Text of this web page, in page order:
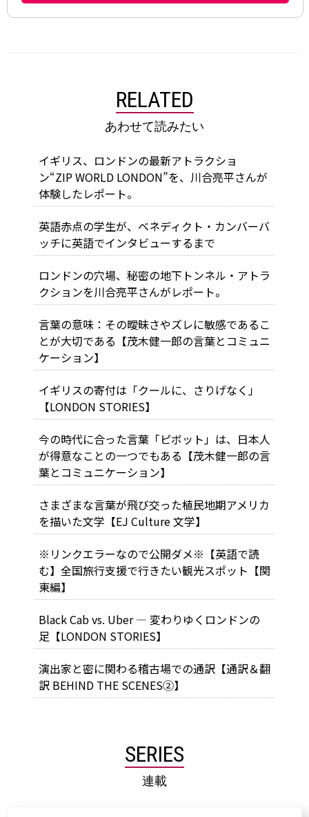
RELATED
あわせて読みたい
イギリス、ロンドンの最新アトラクショ
ン“ZIP WORLD LONDON”を、川合亮平さんが
体験したレポート。
英語赤点の学生が、ベネディクト・カンバーバ
ッチに英語でインタビューするまで
ロンドンの穴場、秘密の地下トンネル・アトラ
クションを川合亮平さんがレポート。
言葉の意味：その曖昧さやズレに敏感であるこ
とが大切である【茂木健一郎の言葉とコミュニ
ケーション】
イギリスの寄付は「クールに、さりげなく」
【LONDON STORIES】
今の時代に合った言葉「ピボット」は、日本人
が得意なことの一つでもある【茂木健一郎の言
葉とコミュニケーション】
さまざまな言葉が飛び交った植民地期アメリカ
を描いた文学【EJ Culture 文学】
※リンクエラーなので公開ダメ※【英語で読
む】全国旅行支援で行きたい観光スポット【関
東編】
Black Cab vs. Uber ― 変わりゆくロンドンの
足【LONDON STORIES】
演出家と密に関わる稽古場での通訳【通訳＆翻
訳 BEHIND THE SCENES②】
SERIES
連載